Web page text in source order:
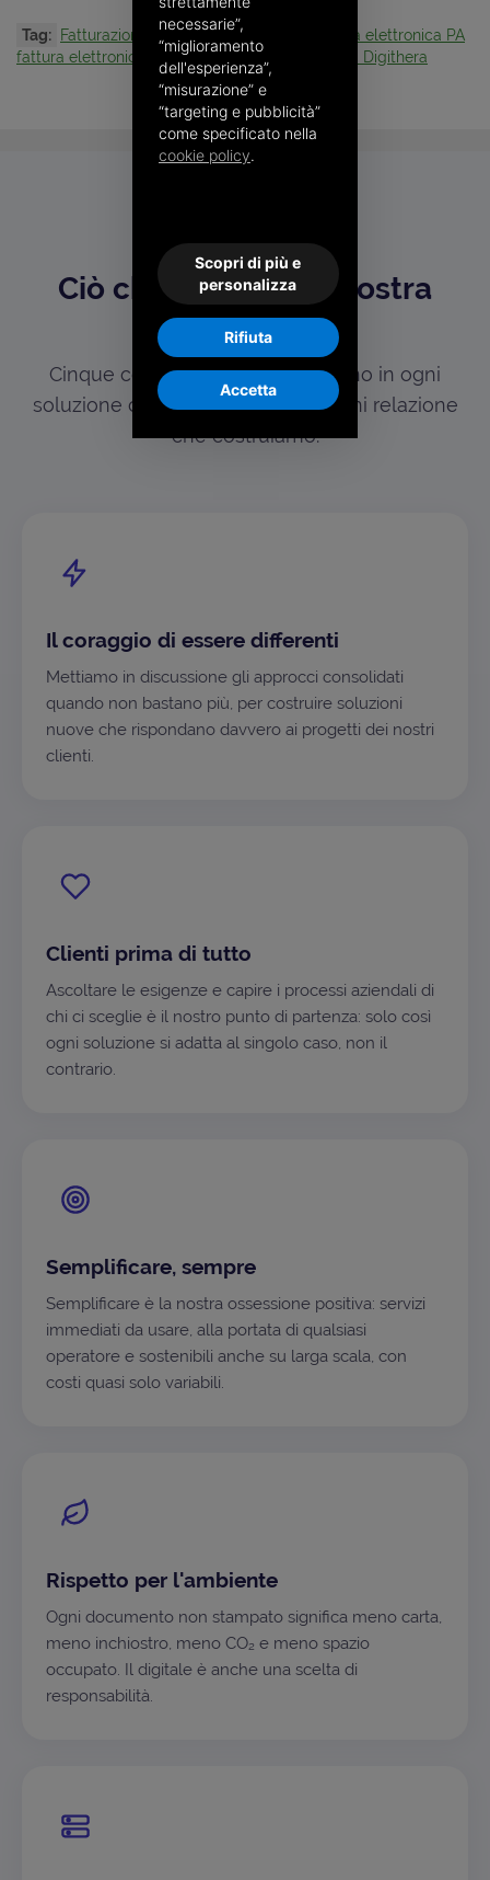
Tag: Fatturazione elettronica Digithera
fattura elettronica PA
fattura elettronica per intermediari
intermediari Digithera
Ciò che guida ogni nostra
scelta
Cinque convinzioni che si ritrovano in ogni
soluzione che progettiamo e in ogni relazione
che costruiamo.
Il coraggio di essere differenti
Mettiamo in discussione gli approcci consolidati
quando non bastano più, per costruire soluzioni
nuove che rispondano davvero ai progetti dei nostri
clienti.
Clienti prima di tutto
Ascoltare le esigenze e capire i processi aziendali di
chi ci sceglie è il nostro punto di partenza: solo così
ogni soluzione si adatta al singolo caso, non il
contrario.
Semplificare, sempre
Semplificare è la nostra ossessione positiva: servizi
immediati da usare, alla portata di qualsiasi
operatore e sostenibili anche su larga scala, con
costi quasi solo variabili.
Rispetto per l'ambiente
Ogni documento non stampato significa meno carta,
meno inchiostro, meno CO₂ e meno spazio
occupato. Il digitale è anche una scelta di
responsabilità.
necessarie”,
“miglioramento
dell'esperienza”,
“misurazione” e
“targeting e pubblicità”
come specificato nella
cookie policy.
Scopri di più e
personalizza
Rifiuta
Accetta